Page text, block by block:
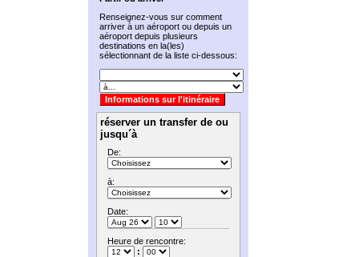
Renseignez-vous sur comment
arriver à un aéroport ou depuis un
aéroport depuis plusieurs
destinations en la(les)
sélectionnant de la liste ci-dessous:
réserver un transfer de ou
jusqu´à
De:
à:
Date:
Heure de rencontre:
: